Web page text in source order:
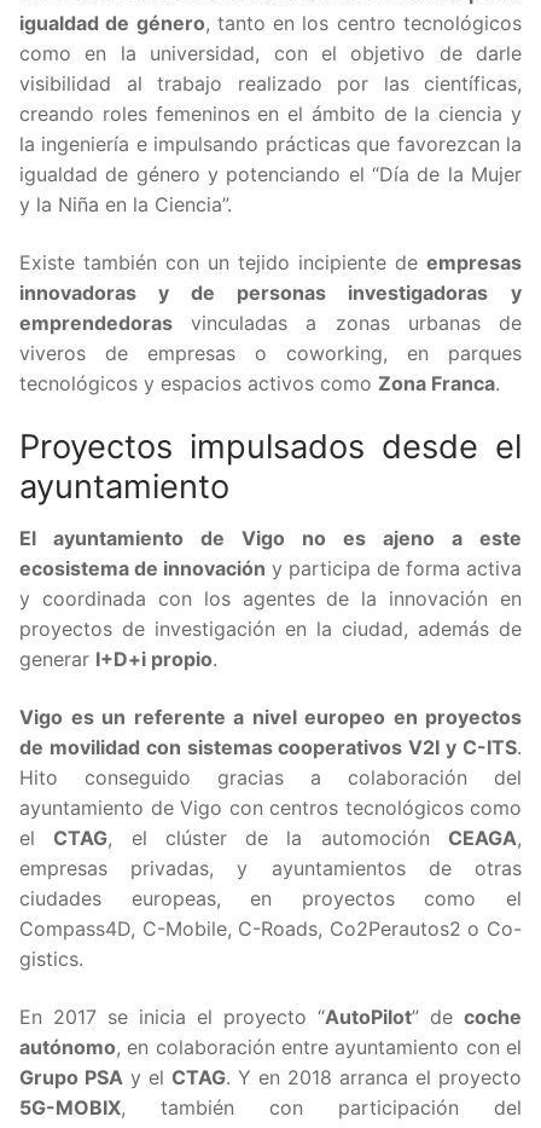
igualdad de género, tanto en los centro tecnológicos
como en la universidad, con el objetivo de darle
visibilidad al trabajo realizado por las científicas,
creando roles femeninos en el ámbito de la ciencia y
la ingeniería e impulsando prácticas que favorezcan la
igualdad de género y potenciando el “Día de la Mujer
y la Niña en la Ciencia”.
Existe también con un tejido incipiente de empresas
innovadoras y de personas investigadoras
y
emprendedoras vinculadas a zonas urbanas de
viveros de empresas o coworking, en parques
tecnológicos y espacios activos como Zona Franca.
Proyectos impulsados desde el
ayuntamiento
El ayuntamiento de Vigo no es ajeno a este
ecosistema de innovación y participa de forma activa
y coordinada con los agentes de la innovación en
proyectos de investigación en la ciudad, además de
generar I+D+i propio.
Vigo es un referente a nivel europeo en proyectos
de movilidad con sistemas cooperativos V2I y C-ITS.
Hito conseguido gracias a colaboración del
ayuntamiento de Vigo con centros tecnológicos como
el CTAG, el clúster de la automoción CEAGA,
empresas privadas, y ayuntamientos de otras
ciudades europeas, en proyectos como el
Compass4D, C-Mobile, C-Roads, Co2Perautos2 o Co-
gistics.
En 2017 se inicia el proyecto “AutoPilot” de coche
autónomo, en colaboración entre ayuntamiento con el
Grupo PSA y el CTAG. Y en 2018 arranca el proyecto
5G-MOBIX, también con participación del